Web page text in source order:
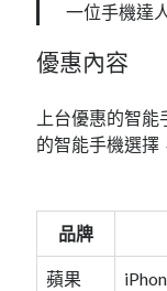
一位手機達
優惠內容
上台優惠的智
的智能手機選擇
品牌
蘋果